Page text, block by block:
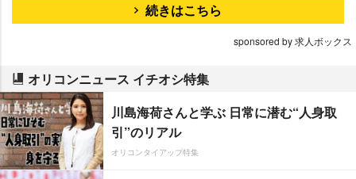
続きはこちら
sponsored by 求人ボックス
オリコンニュース イチオシ特集
川島海荷さんと学ぶ 日常に潜む“人身取
引”のリアル
オリコンタイアップ特集